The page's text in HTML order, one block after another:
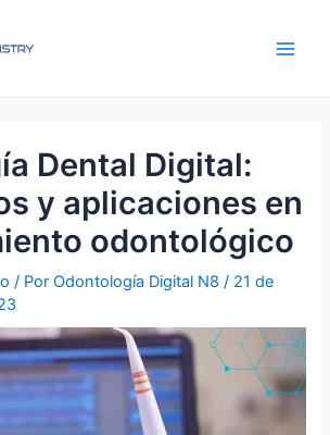
Dental Digital:
y aplicaciones en
odontológico
/ PorOdontología Digital N8/ 21 de